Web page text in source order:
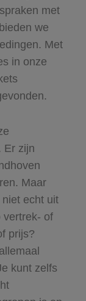
met
we
Met
in onze
Er zijn
Maar
echt uit
vertrek- of
prijs?
kunt zelfs